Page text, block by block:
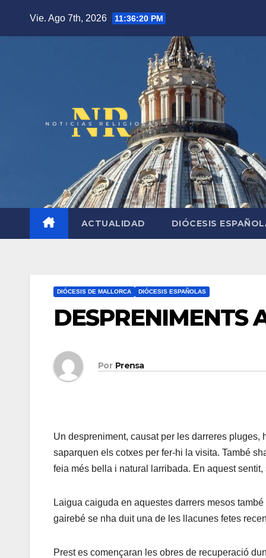
Vie. Ago 7th, 2026 11:36:21 PM
ACTUALIDAD DIÓCESIS
DIÓCESIS DE MALLORCA DIÓCESIS ESPAÑOLAS
DESPRENIMENTS
Por Prensa
Un despreniment, causat per les darreres pluges,
saparquen els cotxes per fer-hi la visita. També
feia més bella i natural larribada. En aquest sentit,
Laigua caiguda en aquestes darrers mesos
gairebé se nha duit una de les llacunes fetes
Prest es començaran les obres de recuperació